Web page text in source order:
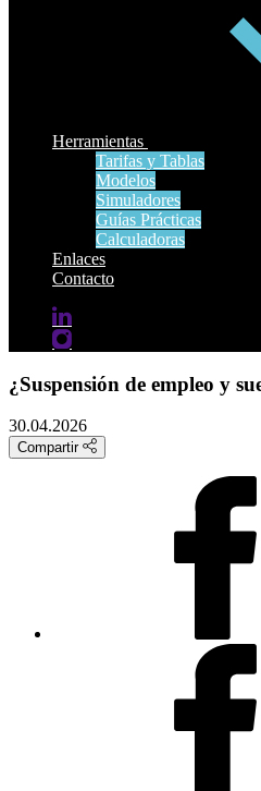
Herramientas
Tarifas y Tablas
Modelos
Simuladores
Guías Prácticas
Calculadoras
Enlaces
Contacto
¿Suspensión de empleo y
30.04.2026
Compartir